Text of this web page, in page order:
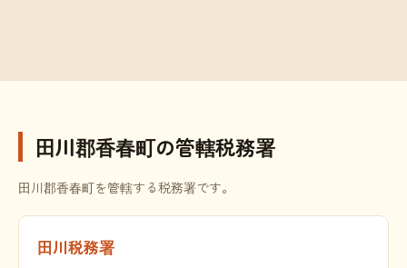
田川郡香春町の管轄税務署
田川郡香春町を管轄する税務署です。
田川税務署